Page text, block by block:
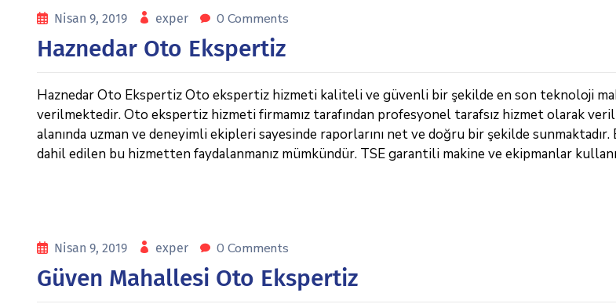
Nisan 9, 2019 exper 0 Comments
Haznedar Oto Ekspertiz
Haznedar Oto Ekspertiz Oto ekspertiz hizmeti kaliteli ve güvenli bir şekilde en son teknoloji
verilmektedir. Oto ekspertiz hizmeti firmamız tarafından profesyonel tarafsız hizmet olarak
alanında uzman ve deneyimli ekipleri sayesinde raporlarını net ve doğru bir şekilde
dahil edilen bu hizmetten faydalanmanız mümkündür. TSE garantili makine ve ekipmanlar
Nisan 9, 2019 exper 0 Comments
Güven Mahallesi Oto Ekspertiz